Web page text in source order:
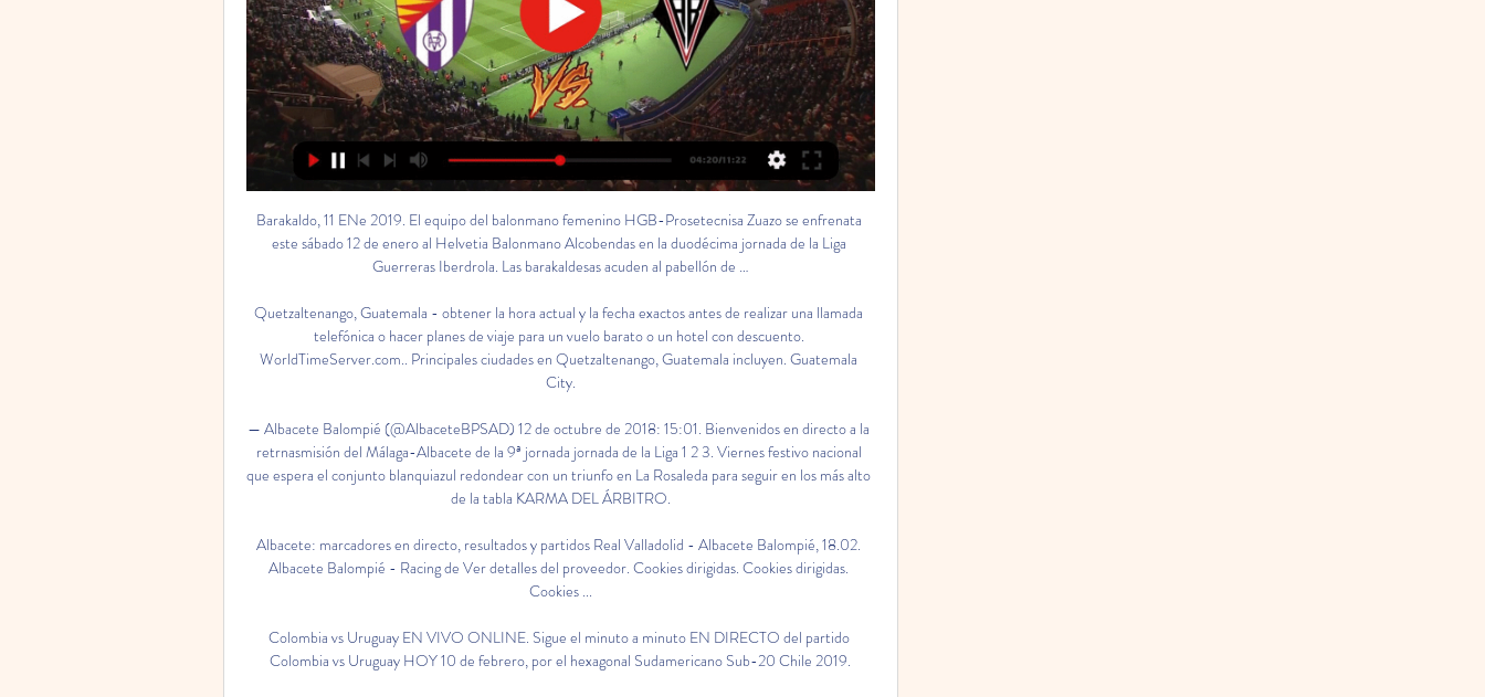
Barakaldo, 11 ENe 2019. El equipo del balonmano femenino HGB-Prosetecnisa Zuazo se enfrenata este sábado 12 de enero al Helvetia Balonmano Alcobendas en la duodécima jornada de la Liga Guerreras Iberdrola. Las barakaldesas acuden al pabellón de …

Quetzaltenango, Guatemala - obtener la hora actual y la fecha exactos antes de realizar una llamada telefónica o hacer planes de viaje para un vuelo barato o un hotel con descuento. WorldTimeServer.com.. Principales ciudades en Quetzaltenango, Guatemala incluyen. Guatemala City.

— Albacete Balompié (@AlbaceteBPSAD) 12 de octubre de 2018: 15:01. Bienvenidos en directo a la retrnasmisión del Málaga-Albacete de la 9ª jornada jornada de la Liga 1 2 3. Viernes festivo nacional que espera el conjunto blanquiazul redondear con un triunfo en La Rosaleda para seguir en los más alto de la tabla KARMA DEL ÁRBITRO.

Albacete: marcadores en directo, resultados y partidos Real Valladolid - Albacete Balompié, 18.02. Albacete Balompié - Racing de Ver detalles del proveedor‎. Cookies dirigidas. Cookies dirigidas. Cookies ...

Colombia vs Uruguay EN VIVO ONLINE. Sigue el minuto a minuto EN DIRECTO del partido Colombia vs Uruguay HOY 10 de febrero, por el hexagonal Sudamericano Sub-20 Chile 2019.

Real Valladolid contra Albacete Ver en directo, Pronósticos Como ver el partido Real Valladolid contra Albacete video en directo. Pronósticos, cara a cara, estadísticas y resultado en directo.

Anuncios Compra - Venta : Anuncios Compra - Venta clasificados gratis segunda mano y nuevos en Envigado, Antioquia, Colombia, CO > Compra - Venta y mucho más. Este sitio web utiliza cookies propias y de terceros para asegurarte una mejor experiencia.

Ver más de Club Carlos A. Mannucci en Facebook. Iniciar sesión ¿Olvidaste tu cuenta? o. Crear cuenta nueva. Ahora no. Páginas relacionadas. UCV Club de Fútbol - Oficial. Equipo deportivo profesional. Hora del Fútbol TV. Programa de TV. Club UCV de Trujillo. Equipo deportivo. Mannucci Store. Producto/servicio. Club Deportivo Carlos A.

RedPagos, una de las instituciones más importantes de pagos y cobranzas, tiene toda una red en el interior del país dispuesta para los usuarios que deseen pagar sus cuentas, cobrar su jubilación, recargar su celular e incluso hacer o recibir giros a todo el país y el mundo.

Los azules tuvieron una tarde para el olvido luego de caer por 0-3 ante un contundente equipo audino, que se sumó a la larga lista de equipos que luchan por la corona.

Albacete - Real Valladolid: horario, dónde ver en TV y 31 ago 2023 — - Retransmisión online: ElDesmarque dará con todo lujo de detalles este partido en directo online, con los goles, las mejores jugadas, las ...

Transmisión en vivo El Tremendómetro en Guadalupe Victoria, Guadalupe Victoria, Mexico,. Avenida Real Acueducto 360 Fifth Floor, Col, Santa Margarita, 45116 Guadalajara, Jal., Mexico, Guadalajara. Combo Lean Six Sigma Green Belt and Black Belt Certification Training In Mexico City, CDMX.

Estudiantes d y Deportivo Petare se enfrentan este domingo 5 de febrero de 2012 por la fecha 5 del torneo: Venezuela primera división. El escenario para el partido Estudiantes d vs Deportivo Petare es el estadio Olímpico Metropolitano de Mérida de la ciudad de Mérida, Venezuela.

Gracias por seguir el minuto a minuto de los cuartos de final del Premundial U-17 de la Concacaf entre México y El Salvador, en donde el equipo mexicano consiguió su pase al Mundial Sub-17. Te invitamos a continuar siguiendo el torneo por AS.COM. 90' Se acaba el partido, México vence a El

Tarjetas: amarillas para Jesús Valentin min.7, Dean min.87 y Borja Diaz min.89 por el Rayo Majadahonda y para Iturraspe min.30, Villapalos min.32 y Davi Haro min.56 por el Atlético Baleares. Incidencias: Partido correspondiente a la jornada 3 de la temporada 2019/20 en …

Lima, 9 set (EFE).- El Deportivo Binacional salvó este lunes el invicto que mantiene en el torneo Clausura del fútbol peruano, al empatar 2-2 con Real Garcilaso, de la mano de su artillero colombiano Donald Millán. El goleador cafetero fue el encargado de equilibrar el partido que el Real

Guabirá defenderá su lugar dentro de la zona de clasificación a la Copa Sudamericana hoy por la tarde (15:00) en un compromiso contra Blooming, en el estadio Gilberto Parada, de Montero, en complemento de la décima sexta fecha del torneo Clausura. En la recta final, los Diablos Rojos están motivados con la idea de enganchar la.

Albacete 2 Vs 0 Real Valladolid En Vivo I España - YouTube YouTube YouTube 2:01:05 YouTube eLive Sports 1 sept 2023 1 sept 2023

Tambien enviamos dinero desde Venezuela a casi cualquier parte del mundo. Informamos a todos nuestros clientes que debido a los incidentes de los ultimos dias, puede que se vea afectado los tiempos que tenemos estipulados a la hora de hacer llegar los bss a las cuentas de sus beneficiarios.

Dé el salto a Europa desde México, la República Dominicana, Cuba, Costa Rica... con nuestros vuelos directos a Alemania y en conexión al resto del continente.. descubra ciudades con mucha historia en Europa, explore la rica cultura latinoamericana y la deslumbrante naturaleza africana, o diviértase en ciudades como Las Vegas en EE.UU.

Palma, el epicentro cultural y económico de Mallorca, es un excelente comienzo para explorar las tantas playas de arena dorada y blanca de la isla. Un antiguo kasba árabe, o ciudad amurallada, el casco antiguo de Palma es un agradable laberinto de calles angostas por donde te encantará caminar.

Villarreal vs Sporting CP el resultado en vivo en la liga Europa League. Presentamos el resultado en vivo, la composición de los equipos antes del partido, los goleadores, las estadísticas y la tabla de posiciones

Real Valladolid – Albacete: horario y dónde ver el partido hace 9 horas — La web de La Vanguardia también ofrecerá toda la actualidad del choque en directo minuto a minuto tras el pitido inicial del árbitro. Consulta ...

Mientras Belgrano se prepara con tranquilidad después de la primera victoria en el torneo de la Primera Nacional, en AFA ya designaron al árbitro y a los asistentes que dirigirán al Celeste cuando juegue, de visitante, ante Deportivo Morón el viernes 6 de septiembre, a las 21.05. El designado para impartir justicia fue Bruno Bocca.

Hay fiestas y fiestas. Algunos jugadores del Defensor Sporting uruguayo fueron cazados (se dejaron cazar) en una deshonrosa celebración particular tras el triunfo de su equipo ante el Atlético Nacional de Medellín en el partido de ida de cuartos de final de la Copa Libertadores (0-2). Los

Cara a cara | Real Valladolid vs Albacete BP hace 3 días — Unos resultados que le han colocado en la quinta plaza con 40 puntos -uno de ventaja con el séptimo y a dos del ascenso directo-. Así, este ...

Así los mejores locutores y periodistas de la radio santandereana de todos los tiempos se reunieron en la capital santandereana para participar en el evento “La Historia de la Radio en Vivo” una idea del periodista Alcides Jáuregui, ejecutada por la Corporación de Periodistas y Comunicadores Sociales de Santander CPS, bajo la dirección.

CRÓNICA: CÁDIZ CF 0-0 SPORTING DE GIJÓN.. el que protagonizaba la mejor ocasión del encuentro con un cabezazo picado de Garrido que Mariño despejó en la misma línea de gol.. tan solo un gol anulado a Djurdjevic por fuera de juego y que fue muy protestado por los jugadores del Sporting..

[televisión en vivo>>>>] Valladolid vs Albacete en vivo onli hace 15 horas — [televisión en vivo>>>>] Valladolid vs Albacete en vivo online Valladolid - Albacete Balompié en directo - SEGUNDA 12 febrero 2024 ...

Atlético Madrid. 2 - 2. Juventus. 01/10/2019. Lokomotiv Moskou. 0 - 2. Atlético Madrid. Juventus. 3 - 0. Bayer 04 Leverkusen.. Bekijk je favoriete sporten live en on-demand; Stream naar je apparaten, thuis of onderweg; Moto GP, Grand Slam-tennis,. Klik op de link in je email om de registratie te voltooien. Ik ga akkoord Toegang tot {0}

El River Plate, que logró una victoria por 2-1 frente al Rampla Juniors quedó hoy como solitario líder de la clasificación del torneo Apertura uruguayo, con 13 puntos, tras disputarse la quinta jornada. Montevideo, 11 sep.- El River Plate, que logró una victoria por 2-1 frente al Rampla Juniors

Toda la información del partido Modafenspor vs Pazarspor en vivo de 3. Lig (15 Septiembre 2019): Resumen, Estadísticas, Alineación y Resultados - Besoccer. Don't miss the most important football matches while navigating as usual through the pages of your choice.

Gualaceo gana de visita y escala a la sexta plaza El Mercurio (Ecuador)Sin mucho ruido, la plantilla del Gualaceo Sporting Club dio una nueva muestra de su buen momento y levantada, al doblegar 2-0 en su visita a Liga Deportiva.

Final del partido, Academia Cantolao 1, Real Garcilaso 2. Final segunda parte, Academia Cantolao 1, Real Garcilaso 2. 92' Remate fallado por Carlos Elias (Academia Cantolao) remate con la derecha desde fuera del área muy cerca del palo derecho pero se marchó ligeramente desviado de libre directo.

Predicciones y estadística para el partido La Equidad v Atlético Nacional 01/10/2016. Colombia Primera A La Equidad - Atlético Nacional: Predicciones de Fútbol, Estadística - 01/10/2016

Real Valladolid - Albacete: Horario y dónde ver en TV hace 20 horas — - Retransmisión online: ElDesmarque dará con todo lujo de detalles este partido en directo online, con los goles, las mejores jugadas, las ...

Universitario vs. Alianza Lima EN VIVO: clásico lo gana la 'U' 2-1 por Zona Lima del Fútbol Femenino Universitario vs. Alianza Lima EN VIVO | Cremas y blanquiazules miden fuerzas en el partido más importante del fútbol femenino EN DIRECTO desde el Estadio Nacional vía …

Online Real Valladolid-Albacete Balompié en vivo Directo hace 7 minutos — Real Valladolid Albacete Balompié marcadores en directo (y ver en vivo gratis video streaming en directo) comienza el 12 feb 2024 a las ...

Primera C | BERAZATEGUI Se viene una final El domingo Berazategui tendrá un